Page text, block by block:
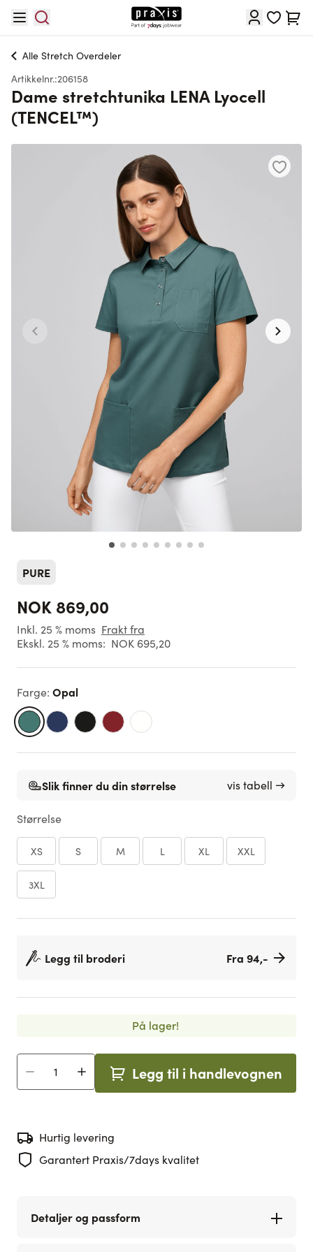
Cart
Alle Stretch Overdeler
Artikkelnr.:206158
Dame stretchtunika LENA Lyocell
(TENCEL™)
PURE
NOK 869,00
Inkl. 25 % moms Frakt fra
Ekskl. 25 % moms: NOK 695,20
Farge: Opal
Slik finner du din størrelse vis tabell →
Størrelse
XS S M L XL XXL
3XL
Legg til broderi Fra 94,-
På lager!
Antall Legg til i handlevognen
Hurtig levering
Garantert Praxis/7days kvalitet
Detaljer og passform